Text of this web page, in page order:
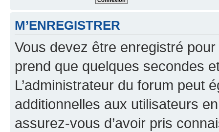
M’ENREGISTRER
Vous devez être enregistré
prend que quelques secondes
L’administrateur du forum peut
additionnelles aux utilisateurs
assurez-vous d’avoir pris